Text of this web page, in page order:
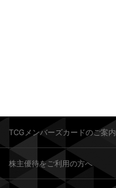
TCGメンバーズカードのご案内
株主優待をご利用の方へ